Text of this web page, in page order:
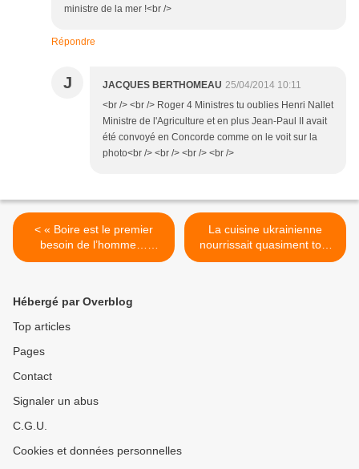
ministre de la mer !<br />
Répondre
J JACQUES BERTHOMEAU 25/04/2014 10:11
<br /> <br /> Roger 4 Ministres tu oublies Henri Nallet
Ministre de l'Agriculture et en plus Jean-Paul II avait
été convoyé en Concorde comme on le voit sur la
photo<br /> <br /> <br /> <br />
< « Boire est le premier
besoin de l’homme…
Jamais personne ne fait la
Raymond Dumay.
La cuisine ukrainienne
nourrissait quasiment tout
l’empire socialiste : «
Hébergé par Overblog
Top articles
Pages
Contact
Signaler un abus
C.G.U.
Cookies et données personnelles